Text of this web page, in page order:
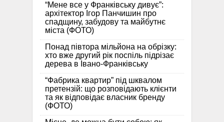
“Мене все у Франківську дивує”:
архітектор Ігор Панчишин про
спадщину, забудову та майбутнє
міста (ФОТО)
Понад півтора мільйона на обрізку:
хто вже другий рік поспіль підрізає
дерева в Івано-Франківську
“Фабрика квартир” під шквалом
претензій: що розповідають клієнти
та як відповідає власник бренду
(ФОТО)